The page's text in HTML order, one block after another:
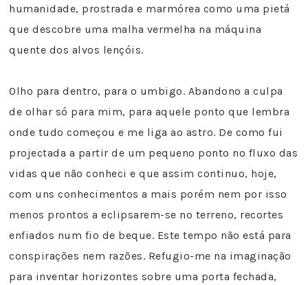
humanidade, prostrada e marmórea como uma pietá
que descobre uma malha vermelha na máquina
quente dos alvos lençóis.
Olho para dentro, para o umbigo. Abandono a culpa
de olhar só para mim, para aquele ponto que lembra
onde tudo começou e me liga ao astro. De como fui
projectada a partir de um pequeno ponto no fluxo das
vidas que não conheci e que assim continuo, hoje,
com uns conhecimentos a mais porém nem por isso
menos prontos a eclipsarem-se no terreno, recortes
enfiados num fio de beque. Este tempo não está para
conspirações nem razões. Refugio-me na imaginação
para inventar horizontes sobre uma porta fechada,